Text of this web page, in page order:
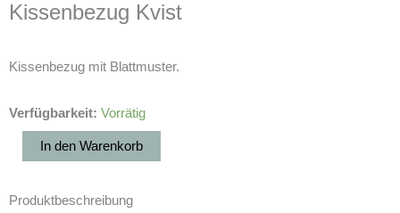
Kissenbezug Kvist
Kissenbezug mit Blattmuster.
Verfügbarkeit: Vorrätig
Kissenbezug
Kvist
Menge
In den Warenkorb
Produktbeschreibung